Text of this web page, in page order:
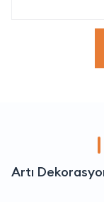
Artı